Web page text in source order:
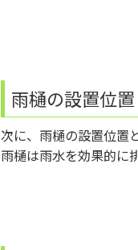
雨樋の設置位置
次に、雨樋の設置位置
雨樋は雨水を効果的に